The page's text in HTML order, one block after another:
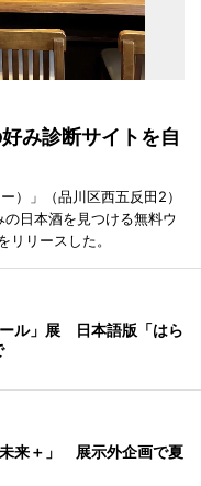
み診断サイトを自
）」（品川区西五反田2）
日本酒を見つける無料ウ
リリースした。
ル」展 日本語版「はら
来＋」 展示外企画で夏